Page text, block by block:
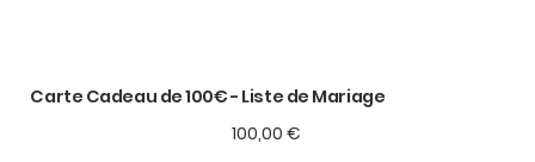
Carte Cadeau de 100€ - Liste de Mariage
Prix
100,00 €